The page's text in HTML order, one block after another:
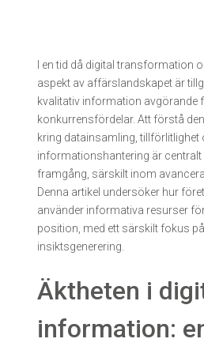
I en tid då digital transformation
aspekt av affärslandskapet är
kvalitativ information avgörande
konkurrensfördelar. Att förstå
kring datainsamling, tillförlitlighet
informationshantering är
framgång, särskilt inom
Denna artikel undersöker hur
använder informativa resurser
position, med ett särskilt fokus
insiktsgenerering.
Äktheten i
information: